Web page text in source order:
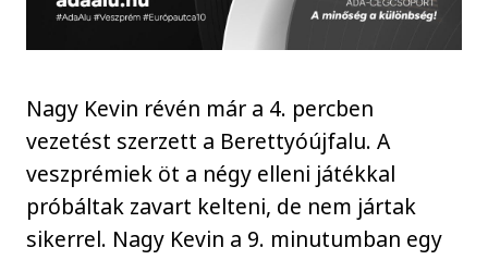
Nagy Kevin révén már a 4. percben
vezetést szerzett a Berettyóújfalu. A
veszprémiek öt a négy elleni játékkal
próbáltak zavart kelteni, de nem jártak
sikerrel. Nagy Kevin a 9. minutumban egy